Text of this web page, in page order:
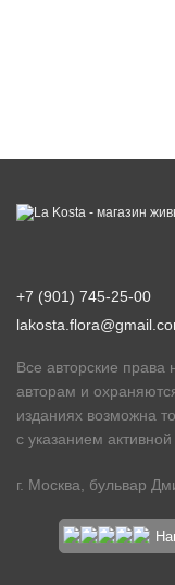
+7 (901) 745-25-00
Все авторские
авторам и
изданиях возможна
с указанием
г. Москва, бульвар